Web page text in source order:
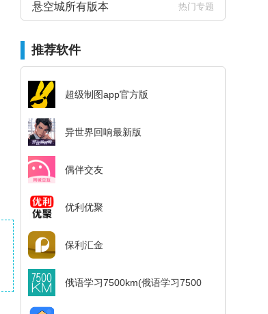
悬空城所有版本 热门专题
推荐软件
超级制图app官方版
异世界回响最新版
偶伴交友
优利优聚
保利汇金
俄语学习7500km(俄语学习7500km俄语入门技